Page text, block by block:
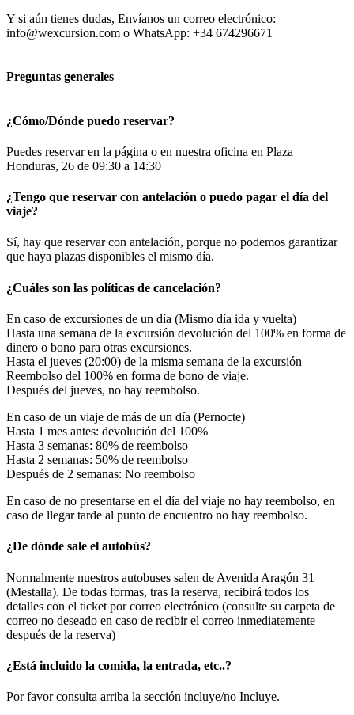
Y si aún tienes dudas, Envíanos un correo electrónico:
info@wexcursion.com o WhatsApp: +34 674296671
Preguntas generales
¿Cómo/Dónde puedo reservar?
Puedes reservar en la página o en nuestra oficina en Plaza
Honduras, 26 de 09:30 a 14:30
¿Tengo que reservar con antelación o puedo pagar el día del
viaje?
Sí, hay que reservar con antelación, porque no podemos garantizar
que haya plazas disponibles el mismo día.
¿Cuáles son las políticas de cancelación?
En caso de excursiones de un día (Mismo día ida y vuelta)
Hasta una semana de la excursión devolución del 100% en forma de
dinero o bono para otras excursiones.
Hasta el jueves (20:00) de la misma semana de la excursión
Reembolso del 100% en forma de bono de viaje.
Después del jueves, no hay reembolso.
En caso de un viaje de más de un día (Pernocte)
Hasta 1 mes antes: devolución del 100%
Hasta 3 semanas: 80% de reembolso
Hasta 2 semanas: 50% de reembolso
Después de 2 semanas: No reembolso
En caso de no presentarse en el día del viaje no hay reembolso, en
caso de llegar tarde al punto de encuentro no hay reembolso.
¿De dónde sale el autobús?
Normalmente nuestros autobuses salen de Avenida Aragón 31
(Mestalla). De todas formas, tras la reserva, recibirá todos los
detalles con el ticket por correo electrónico (consulte su carpeta de
correo no deseado en caso de recibir el correo inmediatemente
después de la reserva)
¿Está incluido la comida, la entrada, etc..?
Por favor consulta arriba la sección incluye/no Incluye.